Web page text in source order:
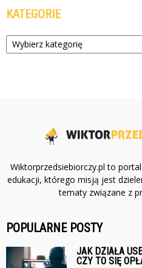
KATEGORIE
Kategorie
Wiktorprzedsiebiorczy.pl to
edukacji, którego misją jest
tematy związane z
POPULARNE POSTY
JAK DZIAŁA
CZY TO SIĘ